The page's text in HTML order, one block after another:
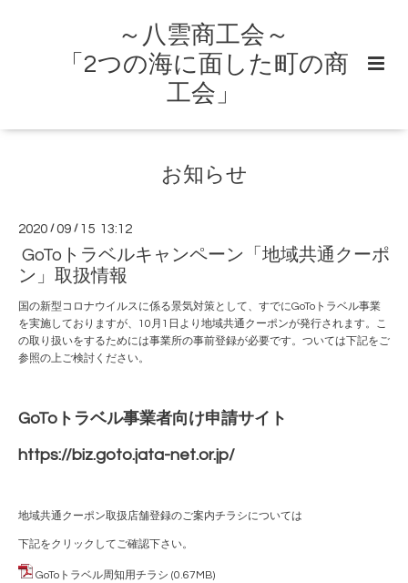
～八雲商工会～
「2つの海に面した町の商
工会」
お知らせ
2020 /09 / 15 13:12
GoToトラベルキャンペーン「地域共通クーポ
ン」取扱情報
国の新型コロナウイルスに係る景気対策として、すでにGoToトラベル事業
を実施しておりますが、10月1日より地域共通クーポンが発行されます。こ
の取り扱いをするためには事業所の事前登録が必要です。ついては下記をご
参照の上ご検討ください。
GoToトラベル事業者向け申請サイト
https://biz.goto.jata-net.or.jp/
地域共通クーポン取扱店舗登録のご案内チラシについては
下記をクリックしてご確認下さい。
GoToトラベル周知用チラシ (0.67MB)